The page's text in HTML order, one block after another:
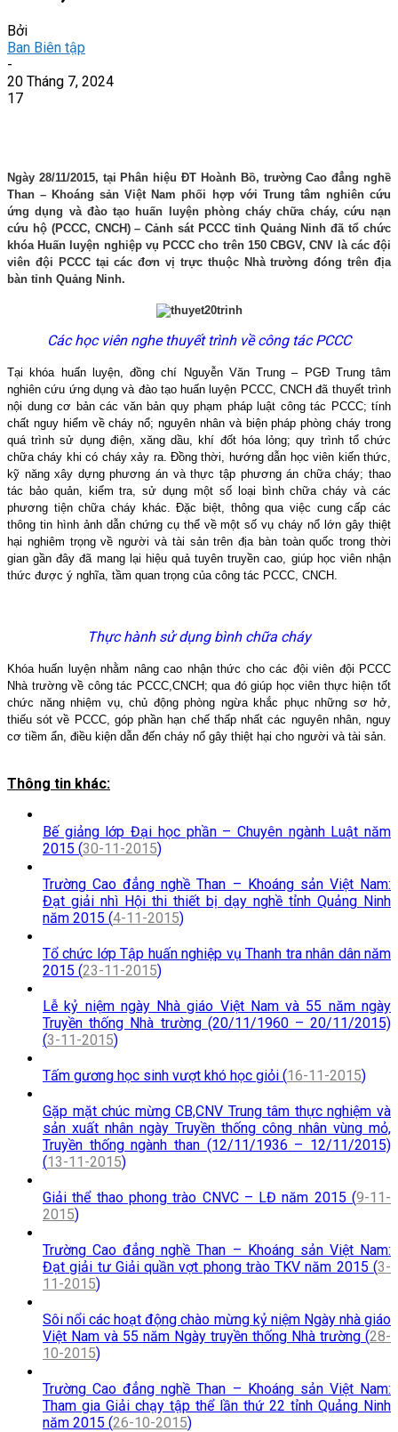
Bởi
Ban Biên tập
-
20 Tháng 7, 2024
17
Ngày 28/11/2015, tại Phân hiệu ĐT Hoành Bồ, trường Cao đẳng nghề
Than – Khoáng sản Việt Nam phối hợp với Trung tâm nghiên cứu
ứng dụng và đào tạo huấn luyện phòng cháy chữa cháy, cứu nạn
cứu hộ (PCCC, CNCH) – Cảnh sát PCCC tỉnh Quảng Ninh đã tổ chức
khóa Huấn luyện nghiệp vụ PCCC cho trên 150 CBGV, CNV là các đội
viên đội PCCC tại các đơn vị trực thuộc Nhà trường đóng trên địa
bàn tỉnh Quảng Ninh.
Các học viên nghe thuyết trình về công tác PCCC
Tại khóa huấn luyện, đồng chí Nguyễn Văn Trung – PGĐ Trung tâm
nghiên cứu ứng dụng và đào tạo huấn luyện PCCC, CNCH đã thuyết trình
nội dung cơ bản các văn bản quy phạm pháp luật công tác PCCC; tính
chất nguy hiểm về cháy nổ; nguyên nhân và biện pháp phòng cháy trong
quá trình sử dụng điện, xăng dầu, khí đốt hóa lỏng; quy trình tổ chức
chữa cháy khi có cháy xảy ra. Đồng thời, hướng dẫn học viên kiến thức,
kỹ năng xây dựng phương án và thực tập phương án chữa cháy; thao
tác bảo quản, kiểm tra, sử dụng một số loại bình chữa cháy và các
phương tiện chữa cháy khác. Đặc biệt, thông qua việc cung cấp các
thông tin hình ảnh dẫn chứng cụ thể về một số vụ cháy nổ lớn gây thiệt
hại nghiêm trọng về người và tài sản trên địa bàn toàn quốc trong thời
gian gần đây đã mang lại hiệu quả tuyên truyền cao, giúp học viên nhận
thức được ý nghĩa, tầm quan trọng của công tác PCCC, CNCH.
Thực hành sử dụng bình chữa cháy
Khóa huấn luyện nhằm nâng cao nhận thức cho các đội viên đội PCCC
Nhà trường về công tác PCCC,CNCH; qua đó giúp học viên thực hiện tốt
chức năng nhiệm vụ, chủ động phòng ngừa khắc phục những sơ hở,
thiếu sót về PCCC, góp phần hạn chế thấp nhất các nguyên nhân, nguy
cơ tiềm ẩn, điều kiện dẫn đến cháy nổ gây thiệt hại cho người và tài sản.
Thông tin khác:
Bế giảng lớp Đại học phần – Chuyên ngành Luật năm
2015 (30-11-2015)
Trường Cao đẳng nghề Than – Khoáng sản Việt Nam:
Đạt giải nhì Hội thi thiết bị dạy nghề tỉnh Quảng Ninh
năm 2015 (4-11-2015)
Tổ chức lớp Tập huấn nghiệp vụ Thanh tra nhân dân năm
2015 (23-11-2015)
Lễ kỷ niệm ngày Nhà giáo Việt Nam và 55 năm ngày
Truyền thống Nhà trường (20/11/1960 – 20/11/2015)
(3-11-2015)
Tấm gương học sinh vượt khó học giỏi (16-11-2015)
Gặp mặt chúc mừng CB,CNV Trung tâm thực nghiệm và
sản xuất nhân ngày Truyền thống công nhân vùng mỏ,
Truyền thống ngành than (12/11/1936 – 12/11/2015)
(13-11-2015)
Giải thể thao phong trào CNVC – LĐ năm 2015 (9-11-
2015)
Trường Cao đẳng nghề Than – Khoáng sản Việt Nam:
Đạt giải tư Giải quần vợt phong trào TKV năm 2015 (3-
11-2015)
Sôi nổi các hoạt động chào mừng kỷ niệm Ngày nhà giáo
Việt Nam và 55 năm Ngày truyền thống Nhà trường (28-
10-2015)
Trường Cao đẳng nghề Than – Khoáng sản Việt Nam:
Tham gia Giải chạy tập thể lần thứ 22 tỉnh Quảng Ninh
năm 2015 (26-10-2015)